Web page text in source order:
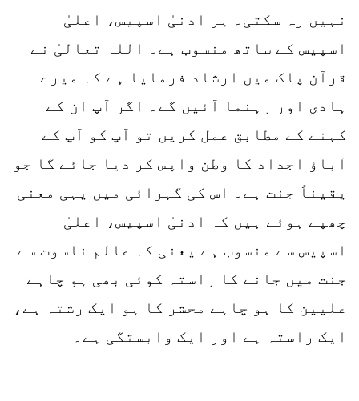
نہیں رہ سکتی۔ ہر ادنیٰ اسپیس، اعلیٰ
اسپیس کے ساتھ منسوب ہے۔ اللہ تعالیٰ نے
قرآن پاک میں ارشاد فرمایا ہے کہ میرے
ہادی اور رہنما آئیں گے۔ اگر آپ ان کے
کہنے کے مطابق عمل کریں تو آپ کو آپ کے
آباؤ اجداد کا وطن واپس کر دیا جائے گا جو
یقیناً جنت ہے۔ اس کی گہرائی میں یہی معنی
چھپے ہوئے ہیں کہ ادنیٰ اسپیس، اعلیٰ
اسپیس سے منسوب ہے یعنی کہ عالم ناسوت سے
جنت میں جانے کا راستہ کوئی بھی ہو چاہے
علیین کا ہو چاہے محشر کا ہو ایک رشتہ ہے،
ایک راستہ ہے اور ایک وابستگی ہے۔